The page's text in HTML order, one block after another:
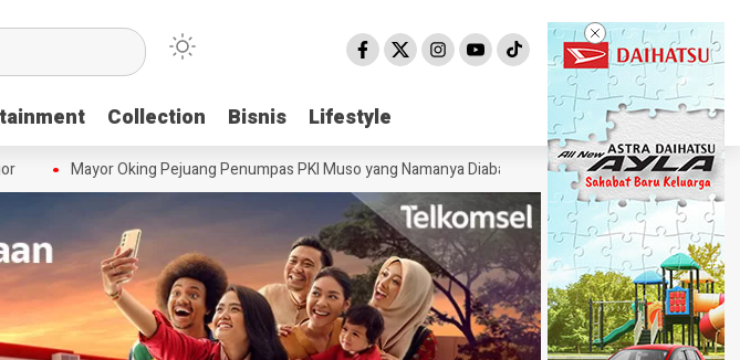
Collection Bisnis Lifestyle
Collection Bisnis Lifestyle
Mayor Oking Pejuang Penumpas PKI Muso yang Namanya Diabadikan untuk Jalan di Bogor